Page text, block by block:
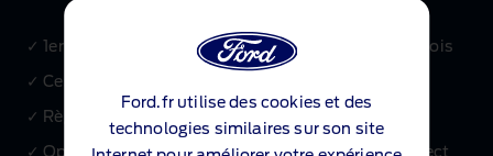
Ford.fr utilise des cookies et des
technologies similaires sur son site
✓ 1er contrôle technique obligatoire à partir de 48 mois
✓ Cessibilité du contrat
✓ Règlement du contrat de service au comptant
✓ Option contrat d’extension de garantie Ford Protect